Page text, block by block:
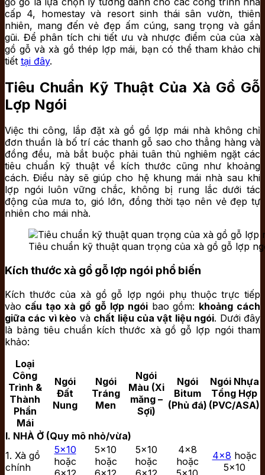
cấp 4, homestay và resort sinh thái sân vườn, thiên
nhiên, mang đến vẻ đẹp ấm cúng, sang trọng và gần
gũi. Để phân tích chi tiết ưu và nhược điểm của của xà
gồ gỗ và xà gồ thép lợp mái, bạn có thể tham khảo chi
tiết tại đây.
Tiêu Chuẩn Kỹ Thuật Của Xà Gồ Gỗ
Lợp Ngói
Việc thi công, lắp đặt xà gồ gồ lợp mái nhà không chỉ
đơn thuần là bố trí các thanh gỗ sao cho thẳng hàng và
đồng đều, mà bắt buộc phải tuân thủ nghiêm ngặt các
tiêu chuẩn kỹ thuật về kích thước cũng như khoảng
cách. Điều này sẽ giúp cho hệ khung mái nhà sau khi
lợp ngói luôn vững chắc, không bị rung lắc dưới tác
động của mưa to, gió lớn, đồng thời tạo nên vẻ đẹp tự
nhiên cho mái nhà.
Tiêu chuẩn kỹ thuật quan trọng của xà gồ gỗ lợp
Kích thước xà gồ gỗ lợp ngói phổ biến
Kích thước của xà gồ gỗ lợp ngói phụ thuộc trực tiếp
vào cấu tạo xà gồ gỗ lợp ngóibao gồm: khoảng cách
giữa các vì kèo và chất liệu của vật liệu ngói. Dưới đây
là bảng tiêu chuẩn kích thước xà gồ gỗ lợp ngói tham
khảo:
Loại
Công
Trình &
Thành
Phần
Mái
Ngói
Đất
Nung
Ngói
Tráng
Men
Ngói
Màu (Xi
măng –
Sợi)
Ngói
Bitum
(Phủ đá)
Ngói Nhựa
Tổng Hợp
(PVC/ASA)
I. NHÀ Ở (Quy mô nhỏ/vừa)
1. Xà gồ
chính
5×10
hoặc
5×10
hoặc
5×10
hoặc
4×8
hoặc
4×8 hoặc
5×10